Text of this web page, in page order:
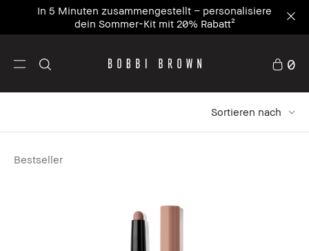
In 5 Minuten zusammengestellt – personalisiere
dein Sommer-Kit mit 20% Rabatt²
0
Sortieren nach
Bestseller